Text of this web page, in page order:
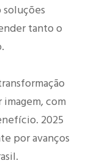
tanto o
com
2025
por avanços